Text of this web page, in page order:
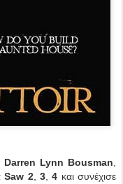
Darren Lynn Bousman
Saw 2, 3,4 και συνέχισε